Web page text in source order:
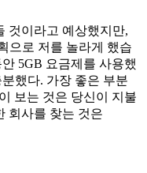
것이라고 예상했지만,
으로 저를 놀라게 했습
5GB 요금제를 사용했
했다. 가장 좋은 부분
보는 것은 당신이 지불
회사를 찾는 것은